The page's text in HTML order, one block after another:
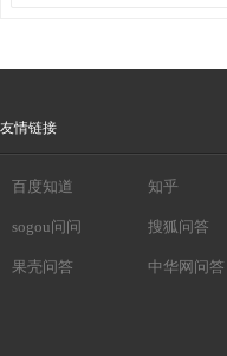
友情链接
百度知道 知乎
sogou问问 搜狐问答
果壳问答 中华网问答